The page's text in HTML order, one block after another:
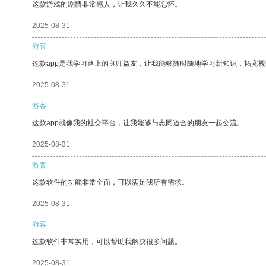
这款游戏的剧情非常感人，让我久久不能忘怀。
2025-08-31
游客
这款app是我学习路上的良师益友，让我能够随时随地学习新知识，拓宽
2025-08-31
游客
这款app就像我的社交平台，让我能够与志同道合的朋友一起交流。
2025-08-31
游客
这款软件的功能非常全面，可以满足我所有需求。
2025-08-31
游客
这款软件非常实用，可以帮助我解决很多问题。
2025-08-31